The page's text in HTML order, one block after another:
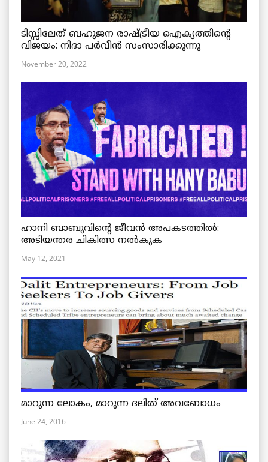
ടിസ്സിലേത് ബഹുജന രാഷ്ട്രീയ ഐക്യത്തിന്റെ
വിജയം: നിദാ പർവീൻ സംസാരിക്കുന്നു
November 20, 2022
ഹാനി ബാബുവിന്റെ ജീവൻ അപകടത്തിൽ:
അടിയന്തര ചികിത്സ നൽകുക
May 12, 2021
മാറുന്ന ലോകം, മാറുന്ന ദലിത് അവബോധം
June 24, 2016